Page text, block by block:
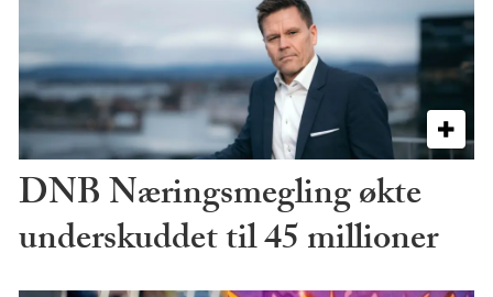
DNB Næringsmegling økte
underskuddet til 45 millioner